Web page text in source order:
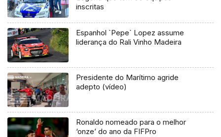
inscritas
Espanhol `Pepe` Lopez assume
liderança do Rali Vinho Madeira
Presidente do Marítimo agride
adepto (vídeo)
Ronaldo nomeado para o melhor
‘onze’ do ano da FIFPro